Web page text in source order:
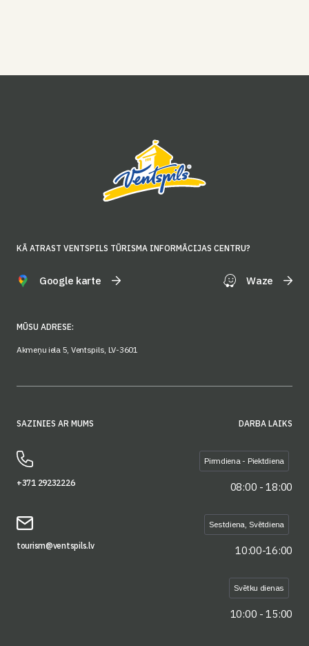
KĀ ATRAST VENTSPILS TŪRISMA INFORMĀCIJAS CENTRU?
Google karte Waze
MŪSU ADRESE:
Akmeņu iela 5, Ventspils, LV-3601
SAZINIES AR MUMS
+371 29232226
tourism@ventspils.lv
DARBA LAIKS
Pirmdiena - Piektdiena
08:00 - 18:00
Sestdiena, Svētdiena
10:00-16:00
Svētku dienas
10:00 - 15:00